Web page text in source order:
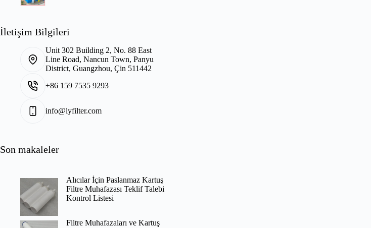
İletişim Bilgileri
Unit 302 Building 2, No. 88 East
Line Road, Nancun Town, Panyu
District, Guangzhou, Çin 511442
+86 159 7535 9293
info@lyfilter.com
Son makaleler
Alıcılar İçin Paslanmaz Kartuş
Filtre Muhafazası Teklif Talebi
Kontrol Listesi
Filtre Muhafazaları ve Kartuş